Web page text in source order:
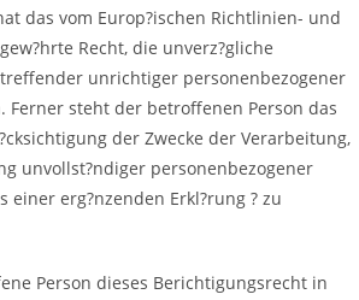
das vom Europ?ischen Richtlinien- und
Recht, die unverz?gliche
unrichtiger personenbezogener
Ferner steht der betroffenen Person das
der Zwecke der Verarbeitung,
unvollst?ndiger personenbezogener
einer erg?nzenden Erkl?rung ? zu
Person dieses Berichtigungsrecht in